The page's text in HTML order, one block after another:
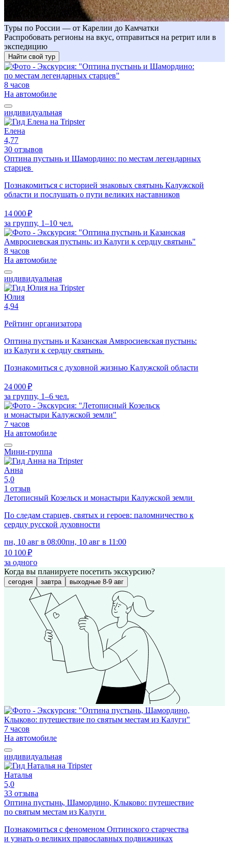
Туры по России — от Карелии до Камчатки
Распробовать регионы на вкус, отправиться на ретрит или в
экспедицию
Найти свой тур
8 часов
На автомобиле
индивидуальная
Елена
4,77
30 отзывов
Оптина пустынь и Шамордино: по местам легендарных
старцев
Познакомиться с историей знаковых святынь Калужской
области и послушать о пути великих наставников
14 000 ₽
за группу, 1–10 чел.
8 часов
На автомобиле
индивидуальная
Юлия
4,94
Рейтинг организатора
Оптина пустынь и Казанская Амвросиевская пустынь:
из Калуги к сердцу святынь
Познакомиться с духовной жизнью Калужской области
24 000 ₽
за группу, 1–6 чел.
7 часов
На автомобиле
Мини-группа
Анна
5,0
1 отзыв
Летописный Козельск и монастыри Калужской земли
По следам старцев, святых и героев: паломничество к
сердцу русской духовности
пн, 10 авг в 08:00пн, 10 авг в 11:00
10 100 ₽
за одного
Когда вы планируете посетить экскурсию?
сегодня завтра выходные 8-9 авг
7 часов
На автомобиле
индивидуальная
Наталья
5,0
33 отзыва
Оптина пустынь, Шамордино, Клыково: путешествие
по святым местам из Калуги
Познакомиться с феноменом Оптинского старчества
и узнать о великих православных подвижниках